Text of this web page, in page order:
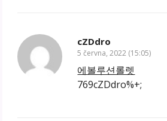
cZDdro
5 června, 2022 (15:05)
에볼루션롤렛
769cZDdro%+;